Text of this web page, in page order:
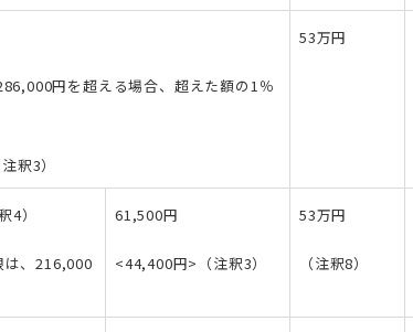
円を超える場合、超えた額の1％
釈3）
53万円
4）
は、216,000
61,500円
<44,400円>（注釈3）
53万円
（注釈8）